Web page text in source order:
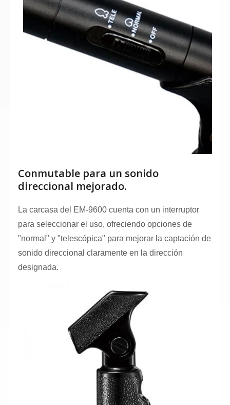
Conmutable para un sonido
direccional mejorado.
La carcasa del EM-9600 cuenta con un interruptor
para seleccionar el uso, ofreciendo opciones de
"normal" y "telescópica" para mejorar la captación de
sonido direccional claramente en la dirección
designada.